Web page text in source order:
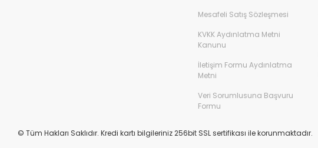
0,30 Karat Tektaş Pırlanta Yüzük F-SI 14K - IDL Sertifikalı
Mesafeli Satış Sözleşmesi
KVKK Aydınlatma Metni
Kanunu
İletişim Formu Aydınlatma
Metni
Veri Sorumlusuna Başvuru
Formu
© Tüm Hakları Saklıdır. Kredi kartı bilgileriniz 256bit SSL sertifikası ile korunmaktadır.